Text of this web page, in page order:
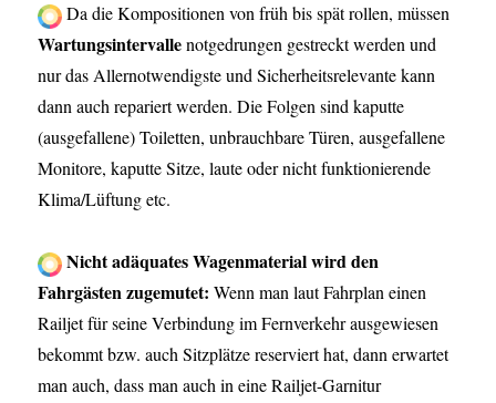
Da die Kompositionen von früh bis spät rollen, müssen
Wartungsintervallenotgedrungen gestreckt werden und
nur das Allernotwendigste und Sicherheitsrelevante kann
dann auch repariert werden. Die Folgen sind kaputte
(ausgefallene) Toiletten, unbrauchbare Türen, ausgefallene
Monitore, kaputte Sitze, laute oder nicht funktionierende
Klima/Lüftung etc.
Nicht adäquates Wagenmaterial wird den
Fahrgästen zugemutet: Wenn man laut Fahrplan einen
Railjet für seine Verbindung im Fernverkehr ausgewiesen
bekommt bzw. auch Sitzplätze reserviert hat, dann erwartet
man auch, dass man auch in eine Railjet-Garnitur